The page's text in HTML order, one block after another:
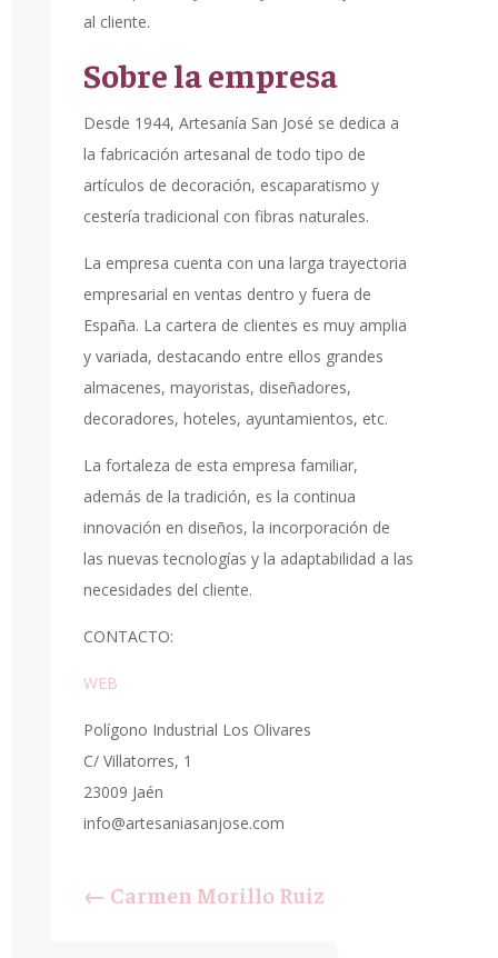
al cliente.
Sobre la empresa
Desde 1944, Artesanía San José se dedica a
la fabricación artesanal de todo tipo de
artículos de decoración, escaparatismo y
cestería tradicional con fibras naturales.
La empresa cuenta con una larga trayectoria
empresarial en ventas dentro y fuera de
España. La cartera de clientes es muy amplia
y variada, destacando entre ellos grandes
almacenes, mayoristas, diseñadores,
decoradores, hoteles, ayuntamientos, etc.
La fortaleza de esta empresa familiar,
además de la tradición, es la continua
innovación en diseños, la incorporación de
las nuevas tecnologías y la adaptabilidad a las
necesidades del cliente.
CONTACTO:
WEB
Polígono Industrial Los Olivares
C/ Villatorres, 1
23009 Jaén
info@artesaniasanjose.com
← Carmen Morillo Ruiz